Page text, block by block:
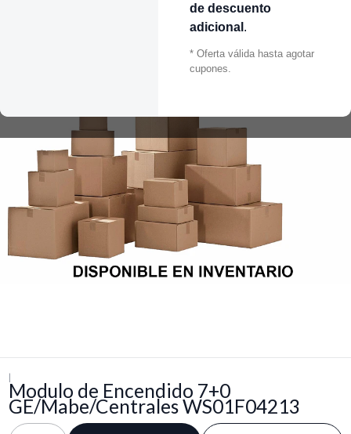
de descuento
adicional .
* Oferta válida hasta agotar
cupones.
|
Modulo de Encendido 7+0
GE/Mabe/Centrales WS01F04213